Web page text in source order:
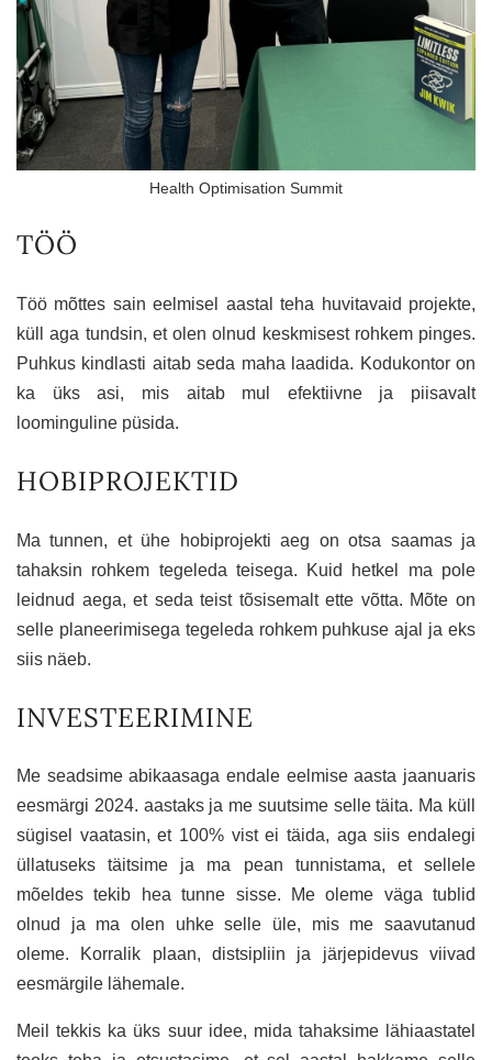
Health Optimisation Summit
TÖÖ
Töö mõttes sain eelmisel aastal teha huvitavaid projekte,
küll aga tundsin, et olen olnud keskmisest rohkem pinges.
Puhkus kindlasti aitab seda maha laadida. Kodukontor on
ka üks asi, mis aitab mul efektiivne ja piisavalt
loominguline püsida.
HOBIPROJEKTID
Ma tunnen, et ühe hobiprojekti aeg on otsa saamas ja
tahaksin rohkem tegeleda teisega. Kuid hetkel ma pole
leidnud aega, et seda teist tõsisemalt ette võtta. Mõte on
selle planeerimisega tegeleda rohkem puhkuse ajal ja eks
siis näeb.
INVESTEERIMINE
Me seadsime abikaasaga endale eelmise aasta jaanuaris
eesmärgi 2024. aastaks ja me suutsime selle täita. Ma küll
sügisel vaatasin, et 100% vist ei täida, aga siis endalegi
üllatuseks täitsime ja ma pean tunnistama, et sellele
mõeldes tekib hea tunne sisse. Me oleme väga tublid
olnud ja ma olen uhke selle üle, mis me saavutanud
oleme. Korralik plaan, distsipliin ja järjepidevus viivad
eesmärgile lähemale.
Meil tekkis ka üks suur idee, mida tahaksime lähiaastatel